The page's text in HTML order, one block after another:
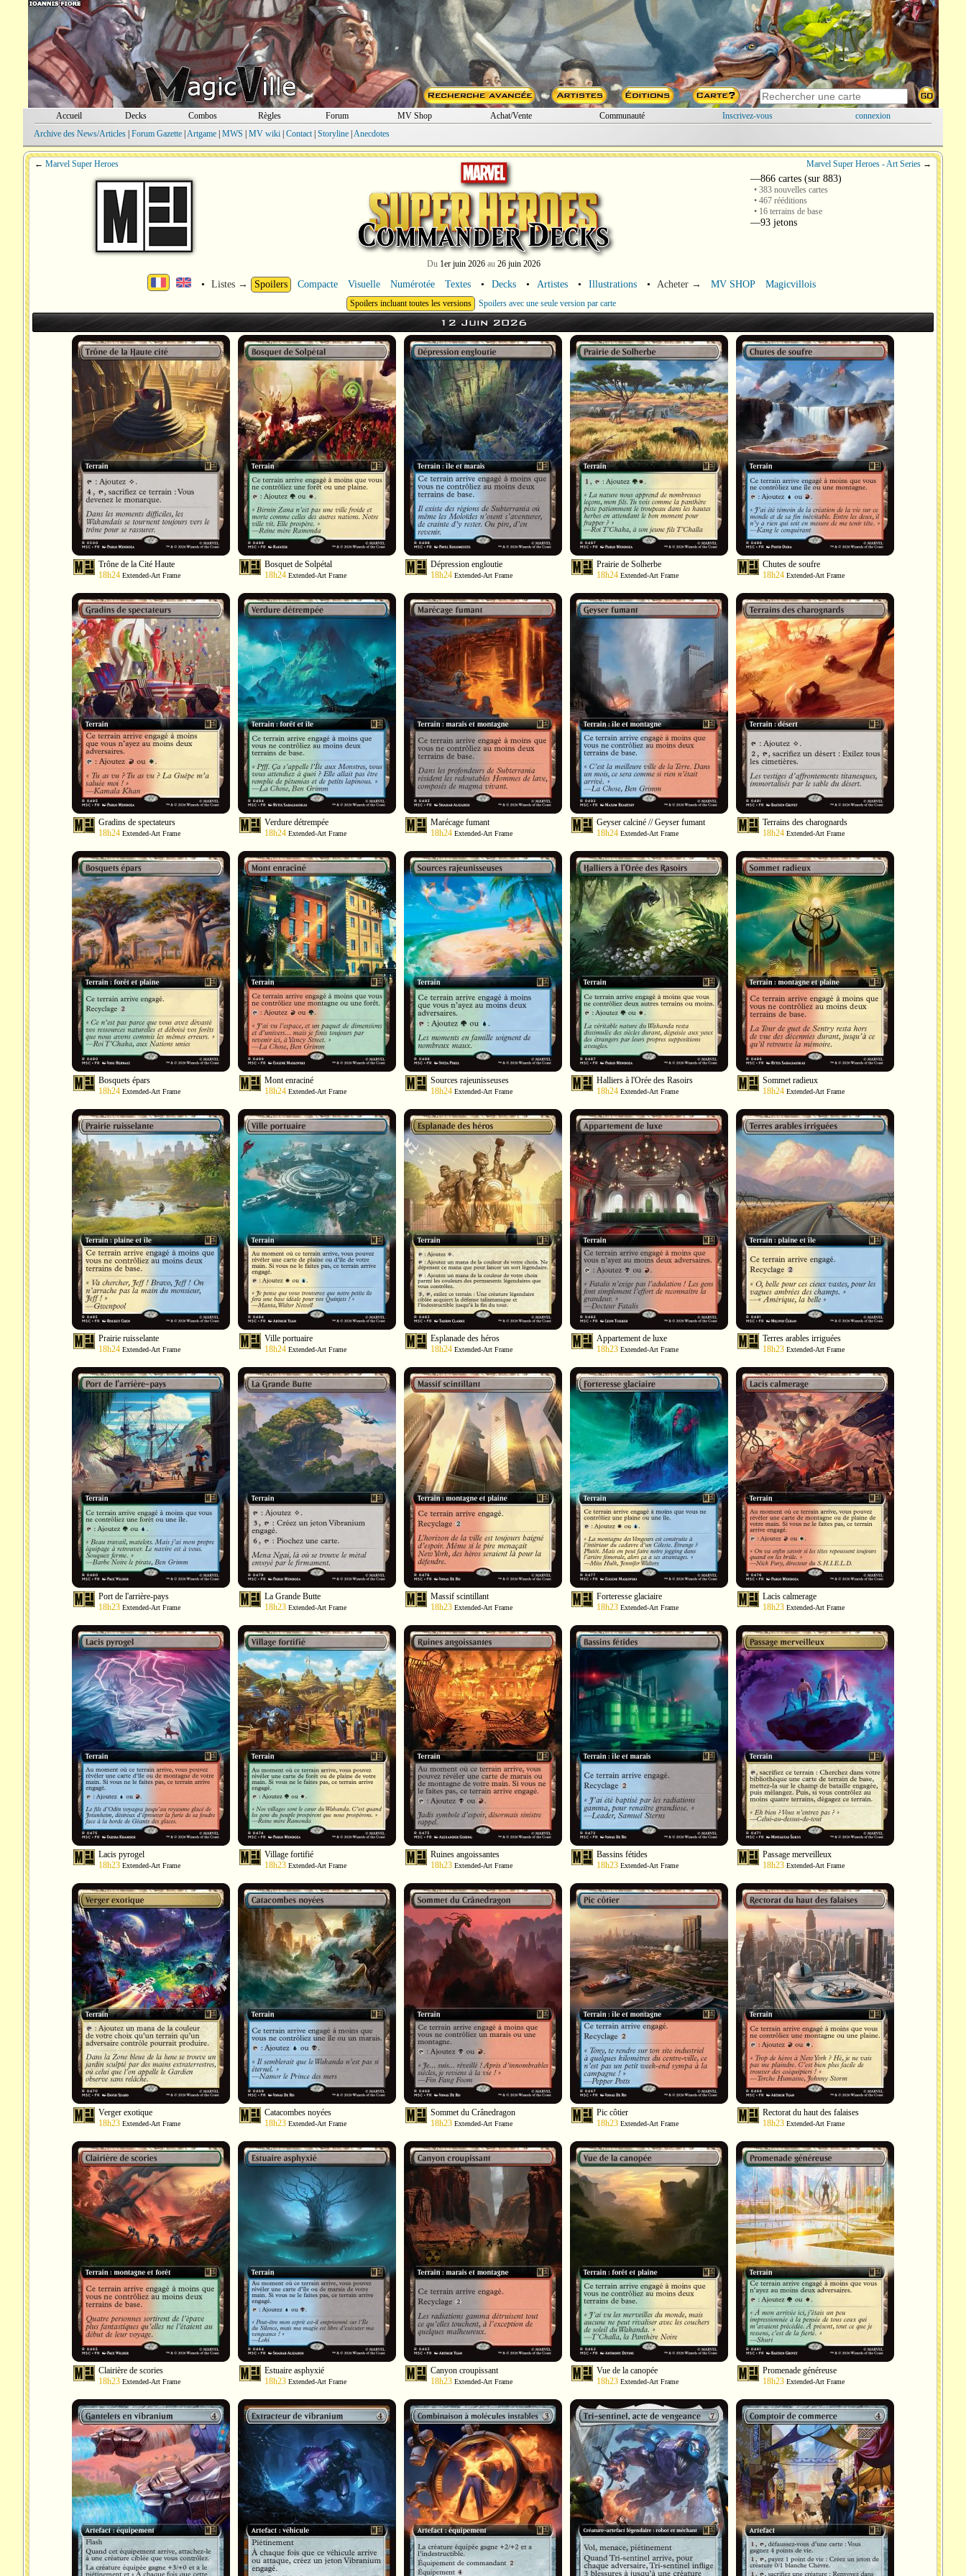
Accueil Decks Combos Règles Forum MV Shop Achat/Vente Communauté Inscrivez-vous
connexion
Archive des News/Articles| Forum Gazette| Artgame| MWS MV wiki| Contact| Storyline| Anecdotes
← Marvel Super Heroes
Du 1er juin 2026au 26 juin 2026
Marvel Super Heroes - Art Series →
—866 cartes (sur 883)
• 383 nouvelles cartes
• 467 rééditions
• 16 terrains de base
—93 jetons
• Listes → Spoilers Compacte Visuelle Numérotée Textes • Decks • Artistes • Illustrations • Acheter → MV SHOP Magicvillois
Spoilers incluant toutes les versions Spoilers avec une seule version par carte
12 Juin 2026
Trône de la Cité Haute
18h24 Extended-Art Frame
Bosquet de Solpétal
18h24 Extended-Art Frame
Dépression engloutie
18h24 Extended-Art Frame
Prairie de Solherbe
18h24 Extended-Art Frame
Chutes de soufre
18h24 Extended-Art Frame
Gradins de spectateurs
18h24 Extended-Art Frame
Verdure détrempée
18h24 Extended-Art Frame
Marécage fumant
18h24 Extended-Art Frame
Geyser calciné // Geyser fumant
18h24 Extended-Art Frame
Terrains des charognards
18h24 Extended-Art Frame
Bosquets épars
18h24 Extended-Art Frame
Mont enraciné
18h24 Extended-Art Frame
Sources rajeunisseuses
18h24 Extended-Art Frame
Halliers à l'Orée des Rasoirs
18h24 Extended-Art Frame
Sommet radieux
18h24 Extended-Art Frame
Prairie ruisselante
18h24 Extended-Art Frame
Ville portuaire
18h24 Extended-Art Frame
Esplanade des héros
18h24 Extended-Art Frame
Appartement de luxe
18h23 Extended-Art Frame
Terres arables irriguées
18h23 Extended-Art Frame
Port de l'arrière-pays
18h23 Extended-Art Frame
La Grande Butte
18h23 Extended-Art Frame
Massif scintillant
18h23 Extended-Art Frame
Forteresse glaciaire
18h23 Extended-Art Frame
Lacis calmerage
18h23 Extended-Art Frame
Lacis pyrogel
18h23 Extended-Art Frame
Village fortifié
18h23 Extended-Art Frame
Ruines angoissantes
18h23 Extended-Art Frame
Bassins fétides
18h23 Extended-Art Frame
Passage merveilleux
18h23 Extended-Art Frame
Verger exotique
18h23 Extended-Art Frame
Catacombes noyées
18h23 Extended-Art Frame
Sommet du Crânedragon
18h23 Extended-Art Frame
Pic côtier
18h23 Extended-Art Frame
Rectorat du haut des falaises
18h23 Extended-Art Frame
Clairière de scories
18h23 Extended-Art Frame
Estuaire asphyxié
18h23 Extended-Art Frame
Canyon croupissant
18h23 Extended-Art Frame
Vue de la canopée
18h23 Extended-Art Frame
Promenade généreuse
18h23 Extended-Art Frame